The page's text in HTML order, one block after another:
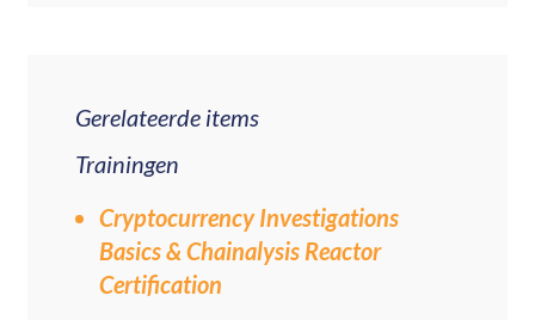
Gerelateerde items
Trainingen
Cryptocurrency Investigations
Basics & Chainalysis Reactor
Certification